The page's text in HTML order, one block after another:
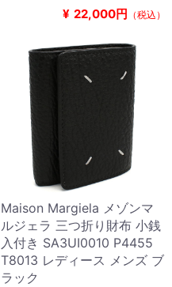
¥ 22,000円 （税込）
Maison Margiela メゾンマ
ルジェラ 三つ折り財布 小銭
入付き SA3UI0010 P4455
T8013 レディース メンズ ブ
ラック